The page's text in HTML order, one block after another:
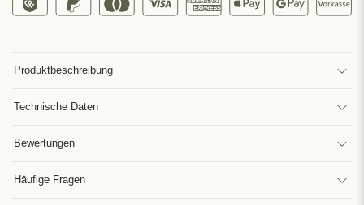
Produktbeschreibung
Technische Daten
Bewertungen
Häufige Fragen